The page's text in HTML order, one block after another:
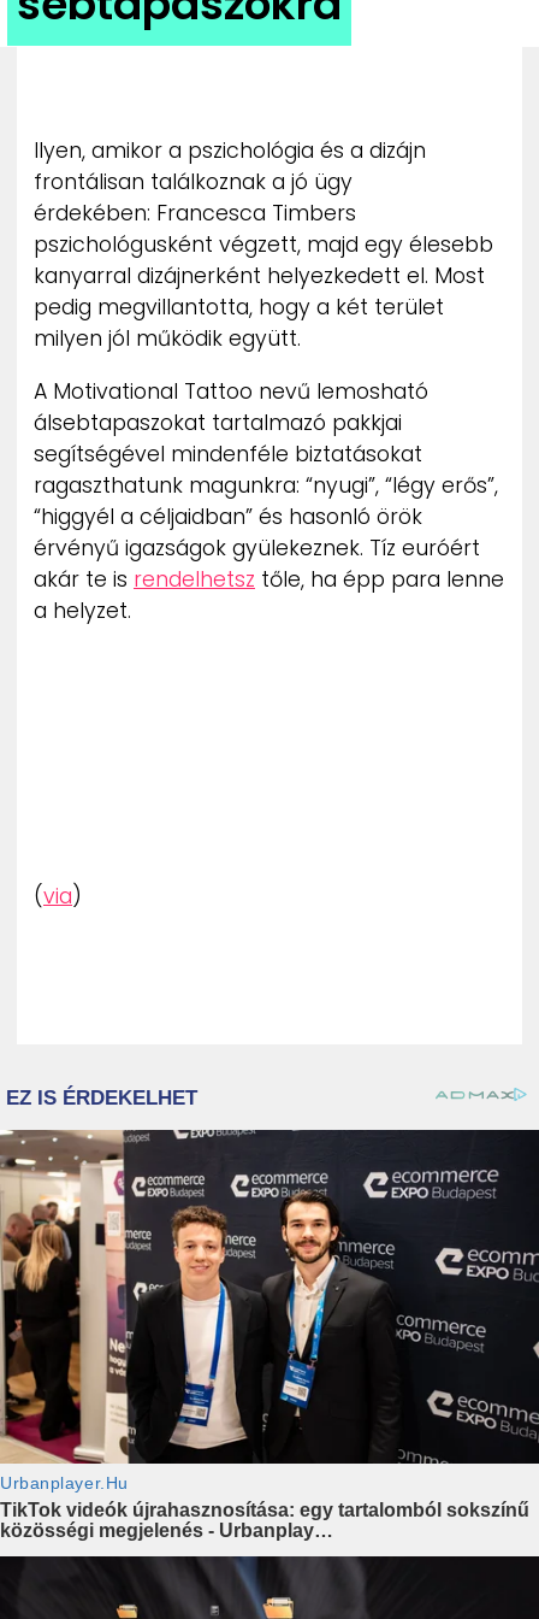
ZENE
ADATKEZELÉSI TÁJÉKOZTATÓ
Ilyen, amikor a pszichológia és a dizájn
frontálisan találkoznak a jó ügy
érdekében: Francesca Timbers
pszichológusként végzett, majd egy élesebb
kanyarral dizájnerként helyezkedett el. Most
pedig megvillantotta, hogy a két terület
milyen jól működik együtt.
A Motivational Tattoo nevű lemosható
álsebtapaszokat tartalmazó pakkjai
segítségével mindenféle biztatásokat
ragaszthatunk magunkra: “nyugi”, “légy erős”,
“higgyél a céljaidban” és hasonló örök
érvényű igazságok gyülekeznek. Tíz euróért
akár te is rendelhetsz tőle, ha épp para lenne
a helyzet.
(via)